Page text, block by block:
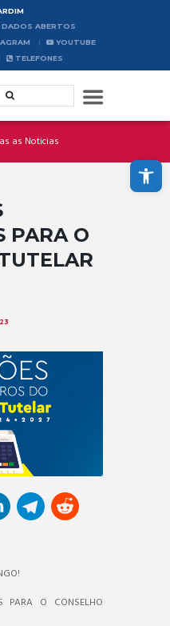
Abrir a barra de ferramentas
DADOS ABERTOS
YOUTUBE
TELEFONES
as Noticias
PARA O
O CONSELHO